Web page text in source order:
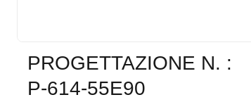
PROGETTAZIONE N. :
P-614-55E90